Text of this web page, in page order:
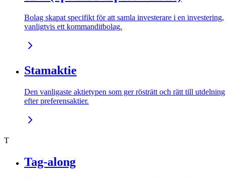
Bolag skapat specifikt för att samla investerare i en investering,
vanligtvis ett kommanditbolag.
Stamaktie
Den vanligaste aktietypen som ger rösträtt och rätt till utdelning
efter preferensaktier.
T
Tag-along